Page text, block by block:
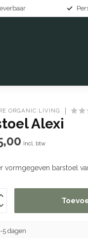
ORGANIC LIVING
Alexi
Incl. btw
vormgegeven barstoel
5 dagen